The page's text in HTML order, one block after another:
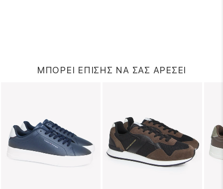
ΜΠΟΡΕΙ ΕΠΙΣΗΣ ΝΑ ΣΑΣ ΑΡΕΣΕΙ